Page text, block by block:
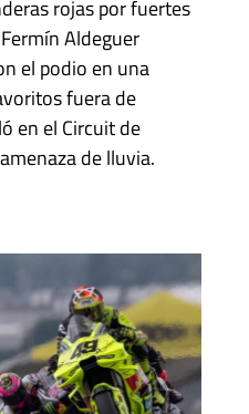
rojas por fuertes
Aldeguer
el podio en una
fuera de
en el Circuit de
de lluvia.